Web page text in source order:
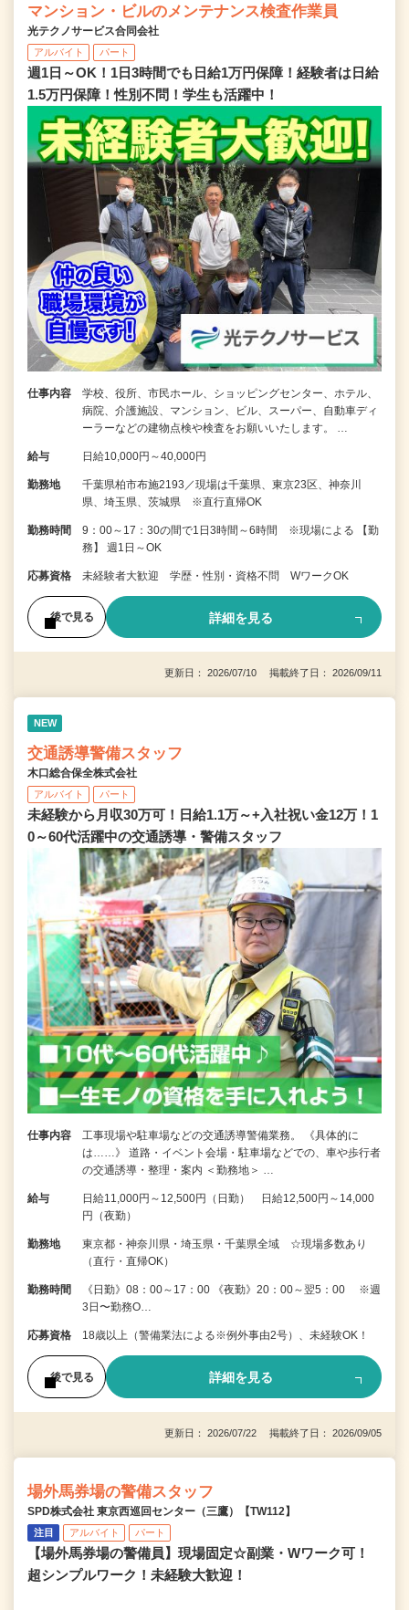
マンション・ビルのメンテナンス検査作業員
光テクノサービス合同会社
アルバイト パート
週1日～OK！1日3時間でも日給1万円保障！経験者は日給
1.5万円保障！性別不問！学生も活躍中！
仕事内容
学校、役所、市民ホール、ショッピングセンター、ホテル、
病院、介護施設、マンション、ビル、スーパー、自動車ディ
ーラーなどの建物点検や検査をお願いいたします。 …
給与 日給10,000円～40,000円
勤務地
千葉県柏市布施2193／現場は千葉県、東京23区、神奈川
県、埼玉県、茨城県 ※直行直帰OK
勤務時間
9：00～17：30の間で1日3時間～6時間 ※現場による 【勤
務】 週1日～OK
応募資格 未経験者大歓迎 学歴・性別・資格不問 WワークOK
後で見る 詳細を見る
更新日： 2026/07/10 掲載終了日： 2026/09/11
NEW
交通誘導警備スタッフ
木口総合保全株式会社
アルバイト パート
未経験から月収30万可！日給1.1万～+入社祝い金12万！1
0～60代活躍中の交通誘導・警備スタッフ
仕事内容
工事現場や駐車場などの交通誘導警備業務。 《具体的に
は……》 道路・イベント会場・駐車場などでの、車や歩行者
の交通誘導・整理・案内 ＜勤務地＞ …
給与
日給11,000円～12,500円（日勤） 日給12,500円～14,000
円（夜勤）
勤務地
東京都・神奈川県・埼玉県・千葉県全域 ☆現場多数あり
（直行・直帰OK）
勤務時間
《日勤》08：00～17：00 《夜勤》20：00～翌5：00 ※週
3日〜勤務O…
応募資格 18歳以上（警備業法による※例外事由2号）、未経験OK！
後で見る 詳細を見る
更新日： 2026/07/22 掲載終了日： 2026/09/05
場外馬券場の警備スタッフ
SPD株式会社 東京西巡回センター（三鷹）【TW112】
注目 アルバイト パート
【場外馬券場の警備員】現場固定☆副業・Wワーク可！
超シンプルワーク！未経験大歓迎！